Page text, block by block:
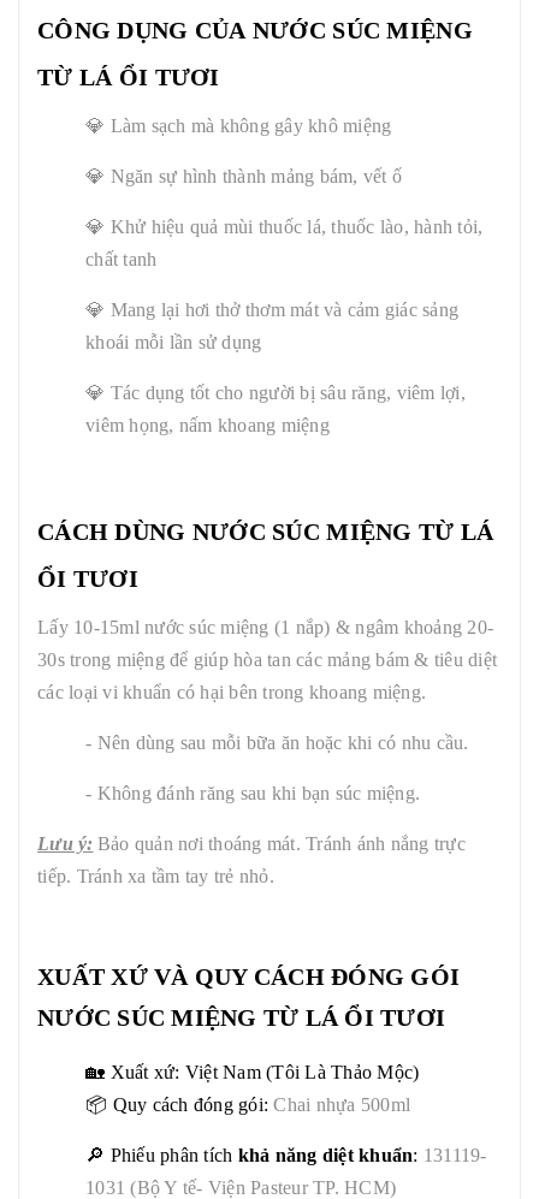
CÔNG DỤNG CỦA NƯỚC SÚC MIỆNG
TỪ LÁ ỔI TƯƠI
💎 Làm sạch mà không gây khô miệng
💎 Ngăn sự hình thành mảng bám, vết ố
💎 Khử hiệu quả mùi thuốc lá, thuốc lào, hành tỏi,
chất tanh
💎 Mang lại hơi thở thơm mát và cảm giác sảng
khoái mỗi lần sử dụng
💎 Tác dụng tốt cho người bị sâu răng, viêm lợi,
viêm họng, nấm khoang miệng
CÁCH DÙNG NƯỚC SÚC MIỆNG TỪ LÁ
ỔI TƯƠI
Lấy 10-15ml nước súc miệng (1 nắp) & ngâm khoảng 20-
30s trong miệng để giúp hòa tan các mảng bám & tiêu diệt
các loại vi khuẩn có hại bên trong khoang miệng.
- Nên dùng sau mỗi bữa ăn hoặc khi có nhu cầu.
- Không đánh răng sau khi bạn súc miệng.
Lưu ý: Bảo quản nơi thoáng mát. Tránh ánh nắng trực
tiếp. Tránh xa tầm tay trẻ nhỏ.
XUẤT XỨ VÀ QUY CÁCH ĐÓNG GÓI
NƯỚC SÚC MIỆNG TỪ LÁ ỔI TƯƠI
🏡 Xuất xứ: Việt Nam (Tôi Là Thảo Mộc)
📦 Quy cách đóng gói:Chai nhựa 500ml
🔎 Phiếu phân tích khả năng diệt khuẩn: 131119-
1031 (Bộ Y tế- Viện Pasteur TP. HCM)